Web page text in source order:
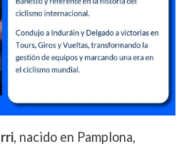
, nacido en Pamplona,